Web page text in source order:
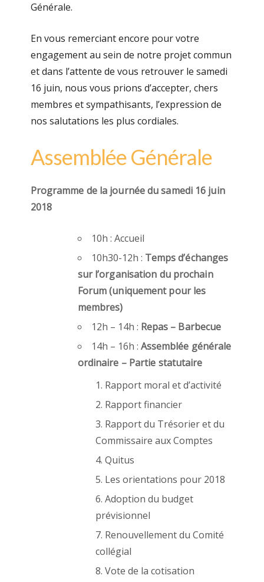
Générale.
En vous remerciant encore pour votre
engagement au sein de notre projet commun
et dans l’attente de vous retrouver le samedi
16 juin, nous vous prions d’accepter, chers
membres et sympathisants, l’expression de
nos salutations les plus cordiales.
Assemblée Générale
Programme de la journée du samedi 16 juin
2018
10h : Accueil
10h30-12h : Temps d’échanges
sur l’organisation du prochain
Forum (uniquement pour les
membres)
12h – 14h : Repas – Barbecue
14h – 16h : Assemblée générale
ordinaire – Partie statutaire
Rapport moral et d’activité
Rapport financier
Rapport du Trésorier et du
Commissaire aux Comptes
Quitus
Les orientations pour 2018
Adoption du budget
prévisionnel
Renouvellement du Comité
collégial
Vote de la cotisation